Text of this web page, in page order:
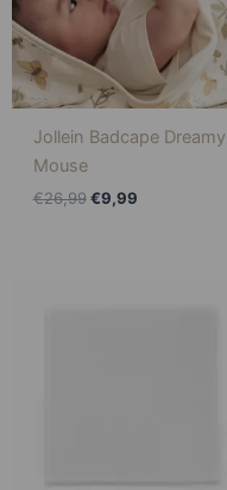
Jollein Badcape Dreamy
Mouse
€26,99 €9,99